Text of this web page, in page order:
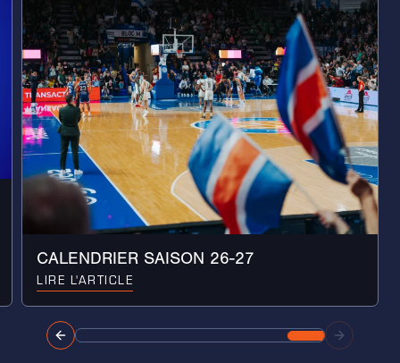
CALENDRIER SAISON 26-27
LIRE L'ARTICLE